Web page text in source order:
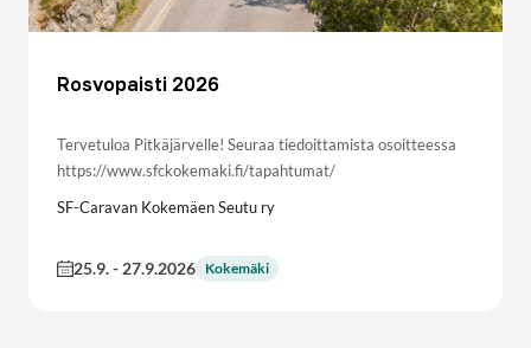
Rosvopaisti 2026
Tervetuloa Pitkäjärvelle! Seuraa tiedoittamista osoitteessa
https://www.sfckokemaki.fi/tapahtumat/
SF-Caravan Kokemäen Seutu ry
25.9.- 27.9.2026 Kokemäki